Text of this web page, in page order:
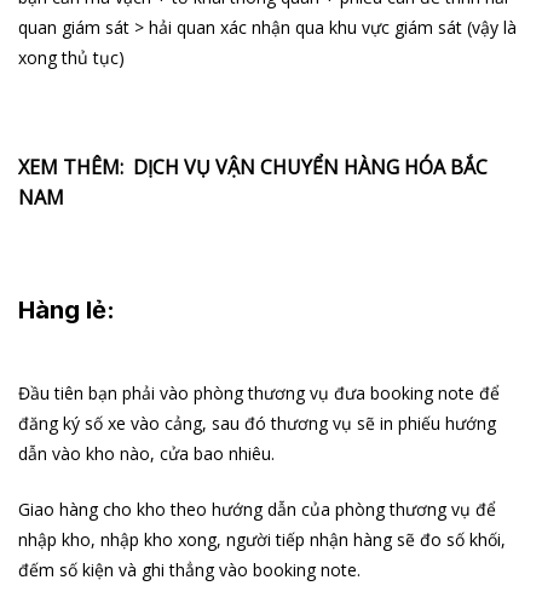
quan giám sát > hải quan xác nhận qua khu vực giám sát (vậy là
xong thủ tục)
XEM THÊM: DỊCH VỤ VẬN CHUYỂN HÀNG HÓA BẮC
NAM
Hàng lẻ:
Đầu tiên bạn phải vào phòng thương vụ đưa booking note để
đăng ký số xe vào cảng, sau đó thương vụ sẽ in phiếu hướng
dẫn vào kho nào, cửa bao nhiêu.
Giao hàng cho kho theo hướng dẫn của phòng thương vụ để
nhập kho, nhập kho xong, người tiếp nhận hàng sẽ đo số khối,
đếm số kiện và ghi thẳng vào booking note.